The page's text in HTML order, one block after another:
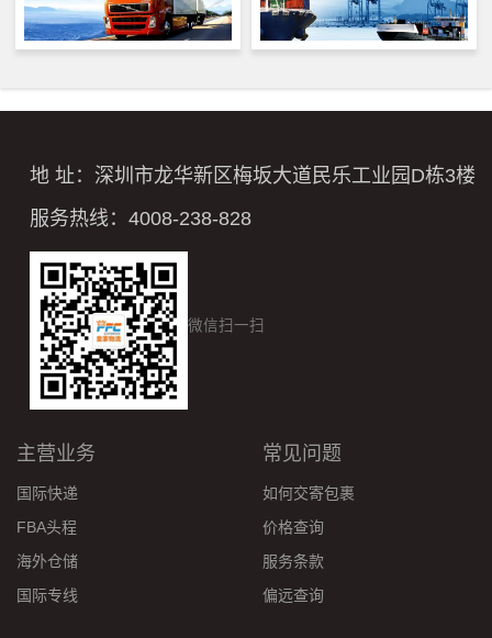
地 址：深圳市龙华新区梅坂大道民乐工业园D栋3楼
服务热线：4008-238-828
微信扫一扫
主营业务
国际快递
FBA头程
海外仓储
国际专线
常见问题
如何交寄包裹
价格查询
服务条款
偏远查询